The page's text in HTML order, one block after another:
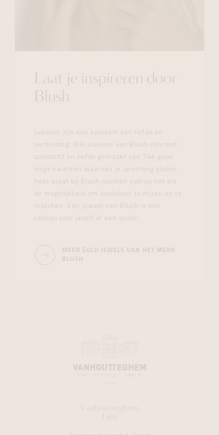
Laat je inspireren door
Blush
Juwelen zijn een symbool van liefde en
verbinding. Alle juwelen van Blush zijn met
aandacht en liefde gemaakt van 14k goud.
Hoge kwaliteit waarvan je jarenlang plezier
hebt staat bij Blush juwelen voorop net als
de mogelijkheid om eindeloos te mixen en te
matchen. Een juweel van Blush is een
cadeau voor jezelf of een ander.
MEER GOLD JEWELS VAN HET MERK
BLUSH
Vanhoutteghem
Time